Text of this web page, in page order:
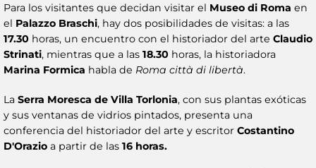
Para los visitantes que decidan visitar el Museo di Roma en
el Palazzo Braschi, hay dos posibilidades de visitas: a las
17.30 horas, un encuentro con el historiador del arte Claudio
Strinati, mientras que a las 18.30 horas, la historiadora
Marina Formica habla de Roma città di libertà.
La Serra Moresca de Villa Torlonia, con sus plantas exóticas
y sus ventanas de vidrios pintados, presenta una
conferencia del historiador del arte y escritor Costantino
D'Orazio a partir de las 16 horas.